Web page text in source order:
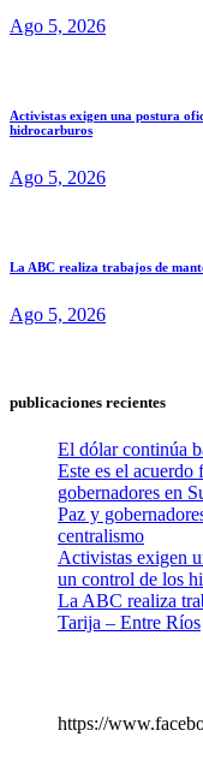
Ago 5, 2026
Activistas exigen una postura
hidrocarburos
Ago 5, 2026
La ABC realiza trabajos de
Ago 5, 2026
publicaciones recientes
El dólar continúa
Este es el
gobernadores en
Paz y
centralismo
Activistas exigen
un control de los
La ABC realiza
Tarija – Entre Ríos
https://